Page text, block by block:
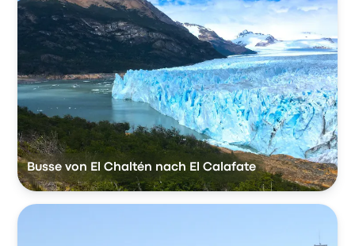
Busse von El Chaltén nach El Calafate